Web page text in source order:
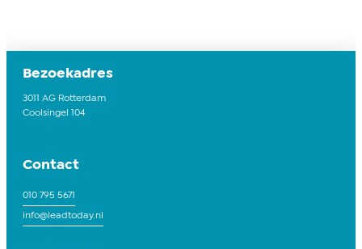
Bezoekadres
3011 AG Rotterdam
Coolsingel 104
Contact
010 795 5671
info@leadtoday.nl